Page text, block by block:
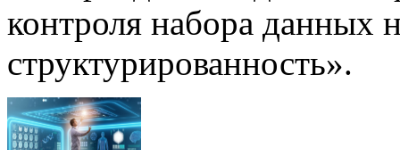
контроля набора данных
структурированность».